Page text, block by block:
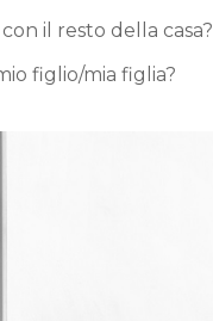
il resto della casa?
figlio/mia figlia?